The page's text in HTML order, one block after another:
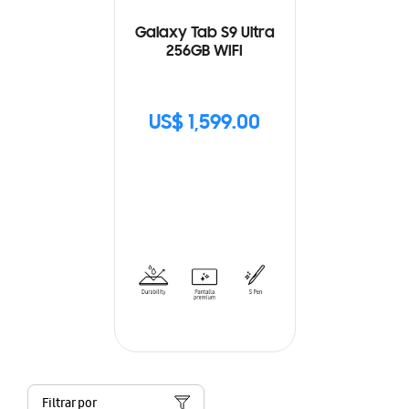
Galaxy Tab S9 Ultra
256GB WIFI
US$ 1,599.00
Filtrar por